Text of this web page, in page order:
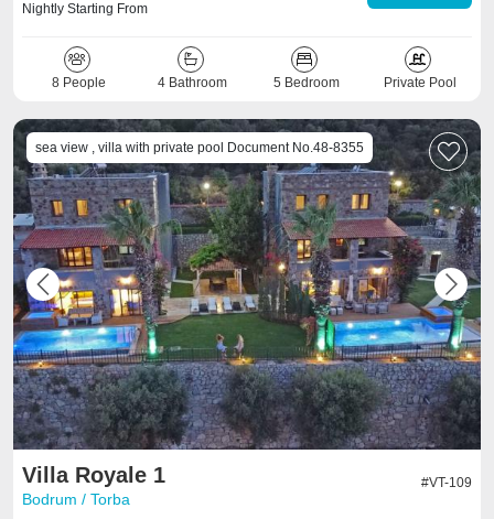
Nightly Starting From
8 People 4 Bathroom 5 Bedroom Private Pool
Previous Next
sea view , villa with private pool Document No.48-8355
Villa Royale 1
Bodrum / Torba
#VT-109